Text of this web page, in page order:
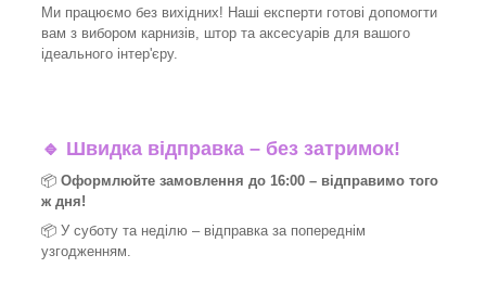
Ми працюємо без вихідних! Наші експерти готові допомогти
вам з вибором карнизів, штор та аксесуарів для вашого
ідеального інтер'єру.​
🔹 Швидка відправка – без затримок!
📦 Оформлюйте замовлення до 16:00 – відправимо того
ж дня!
📦 У суботу та неділю – відправка за попереднім
узгодженням.